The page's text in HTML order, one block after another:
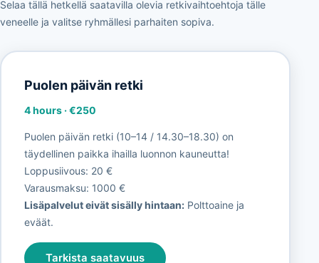
Selaa tällä hetkellä saatavilla olevia retkivaihtoehtoja tälle
veneelle ja valitse ryhmällesi parhaiten sopiva.
Puolen päivän retki
4 hours·€250
Puolen päivän retki (10–14 / 14.30–18.30) on
täydellinen paikka ihailla luonnon kauneutta!
Loppusiivous: 20 €
Varausmaksu: 1000 €
Lisäpalvelut eivät sisälly hintaan:Polttoaine ja
eväät.
Tarkista saatavuus